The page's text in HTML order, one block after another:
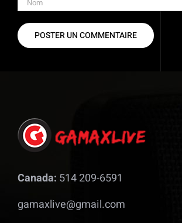
Canada: 514 209-6591
gamaxlive@gmail.com